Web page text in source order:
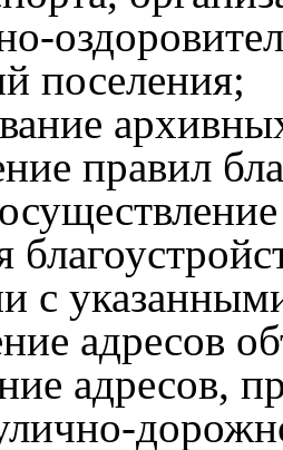
поселения;
правил
с
адресов
адресов,